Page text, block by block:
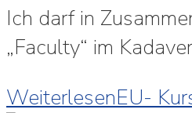
Ich darf in
„Faculty“ im
WeiterlesenEU-